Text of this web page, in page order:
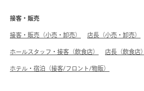
接客・販売
接客・販売（小売・卸売） 店長（小売・卸売）
ホールスタッフ・接客（飲食店） 店長（飲食店）
ホテル・宿泊（接客/フロント/物販）